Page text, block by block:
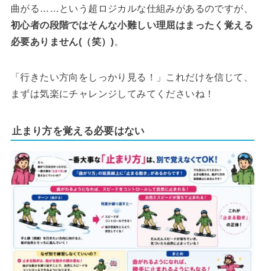
曲がる……という超ロジカルな仕組みがあるのですが、
初心者の段階ではそんな小難しい理屈はまったく覚える
必要ありません(（笑）)。
「行きたい方向をしっかり見る！」これだけを信じて、
まずは気楽にチャレンジしてみてくださいね！
止まり方を覚える必要はない